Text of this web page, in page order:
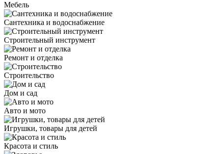
Мебель
Сантехника и водоснабжение
Строительный инструмент
Ремонт и отделка
Строительство
Дом и сад
Авто и мото
Игрушки, товары для детей
Красота и стиль